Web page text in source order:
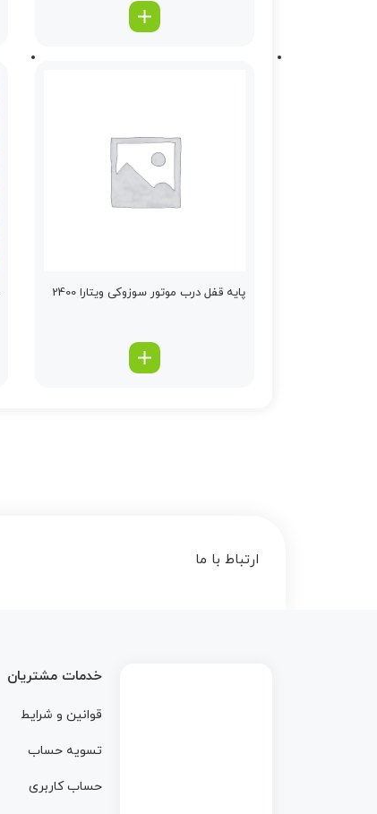
پایه قفل درب موتور سوزوکی ویتارا 2400
ارتباط با ما
خدمات مشتریان
قوانین و شرایط
تسویه حساب
حساب کاربری